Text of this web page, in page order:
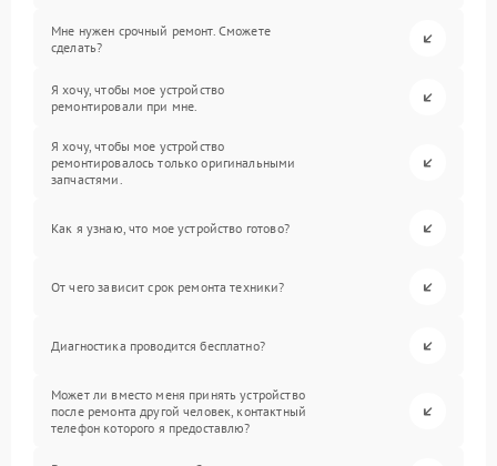
Мне нужен срочный ремонт. Сможете
сделать?
Я хочу, чтобы мое устройство
ремонтировали при мне.
Я хочу, чтобы мое устройство
ремонтировалось только оригинальными
запчастями.
Как я узнаю, что мое устройство готово?
От чего зависит срок ремонта техники?
Диагностика проводится бесплатно?
Может ли вместо меня принять устройство
после ремонта другой человек, контактный
телефон которого я предоставлю?